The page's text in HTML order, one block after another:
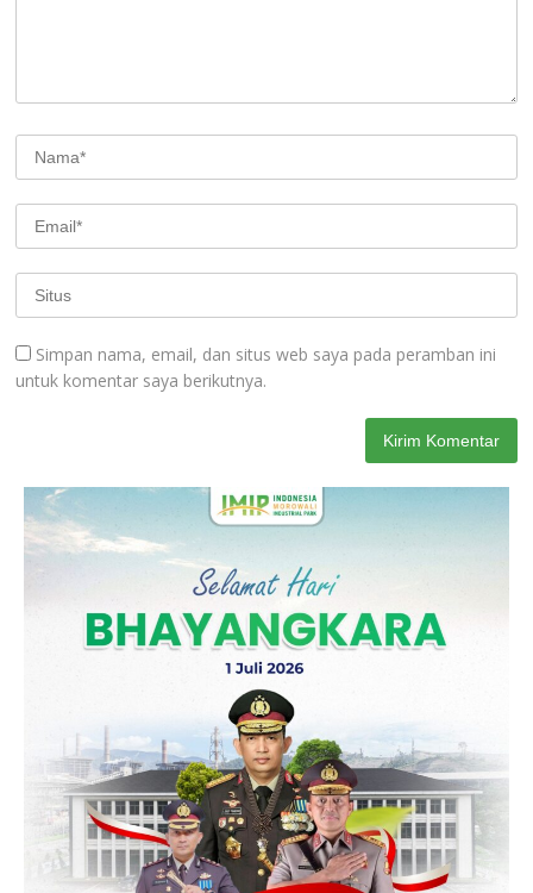
Simpan nama, email, dan situs web saya pada peramban ini
untuk komentar saya berikutnya.